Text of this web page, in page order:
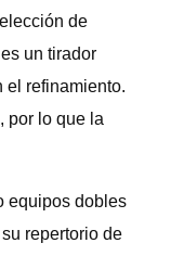
de
un tirador
el refinamiento.
por lo que la
equipos dobles
repertorio de